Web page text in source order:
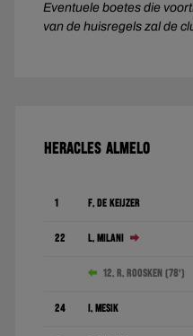
Eventuele boetes die
van de huisregels zal de
HERACLES ALMELO
1 F. de Keijzer
22 L. Milani
12. R. Roosken (78')
24 I. Mesík